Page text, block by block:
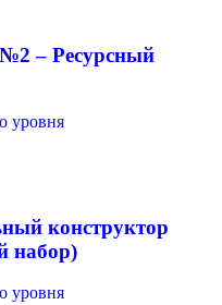
– Ресурсный
уровня
конструктор
набор)
уровня